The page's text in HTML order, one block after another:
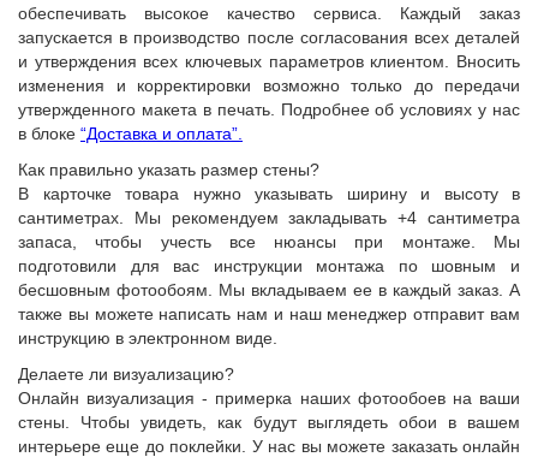
обеспечивать высокое качество сервиса. Каждый заказ
запускается в производство после согласования всех деталей
и утверждения всех ключевых параметров клиентом. Вносить
изменения и корректировки возможно только до передачи
утвержденного макета в печать. Подробнее об условиях у нас
в блоке “Доставка и оплата”.
Как правильно указать размер стены?
В карточке товара нужно указывать ширину и высоту в
сантиметрах. Мы рекомендуем закладывать +4 сантиметра
запаса, чтобы учесть все нюансы при монтаже. Мы
подготовили для вас инструкции монтажа по шовным и
бесшовным фотообоям. Мы вкладываем ее в каждый заказ. А
также вы можете написать нам и наш менеджер отправит вам
инструкцию в электронном виде.
Делаете ли визуализацию?
Онлайн визуализация - примерка наших фотообоев на ваши
стены. Чтобы увидеть, как будут выглядеть обои в вашем
интерьере еще до поклейки. У нас вы можете заказать онлайн